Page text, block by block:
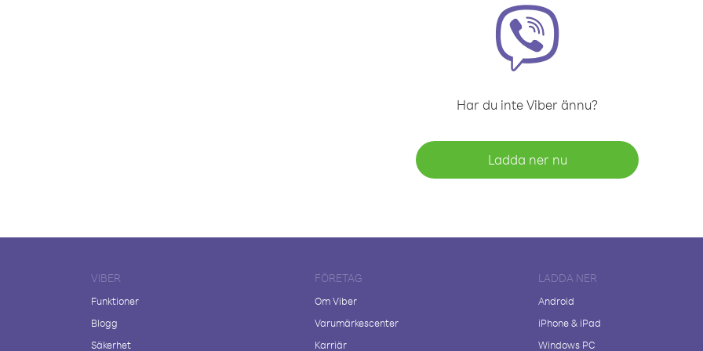
Har du inte Viber ännu?
Ladda ner nu
VIBER
Funktioner
Blogg
Säkerhet
FÖRETAG
Om Viber
Varumärkescenter
Karriär
LADDA NER
Android
iPhone & iPad
Windows PC